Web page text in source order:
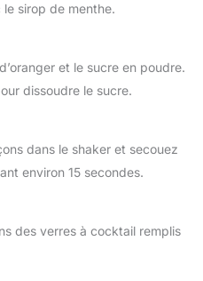
sirop de menthe.
et le sucre en poudre.
dissoudre le sucre.
dans le shaker et secouez
environ 15 secondes.
des verres à cocktail remplis